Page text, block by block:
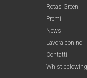
Rotas Green
Premi
News
Lavora con noi
Contatti
Whistleblowing